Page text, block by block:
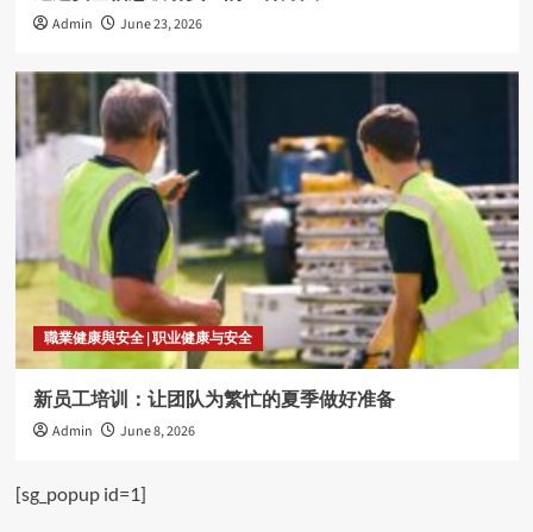
Admin June 23, 2026
職業健康與安全 | 职业健康与安全
新员工培训：让团队为繁忙的夏季做好准备
Admin June 8, 2026
[sg_popup id=1]